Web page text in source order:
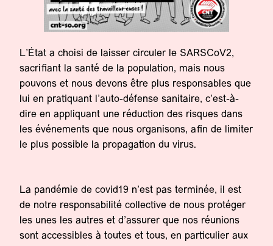
L’État a choisi de laisser circuler le SARSCoV2,
sacrifiant la santé de la population, mais nous
pouvons et nous devons être plus responsables que
lui en pratiquant l’auto-défense sanitaire, c’est-à-
dire en appliquant une réduction des risques dans
les événements que nous organisons, afin de limiter
le plus possible la propagation du virus.
La pandémie de covid19 n’est pas terminée, il est
de notre responsabilité collective de nous protéger
les unes les autres et d’assurer que nos réunions
sont accessibles à toutes et tous, en particulier aux